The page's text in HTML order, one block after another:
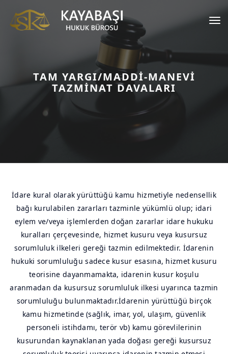
TAM YARGI/MADDİ-MANEVİ
TAZMİNAT DAVALARI
İdare kural olarak yürüttüğü kamu hizmetiyle nedensellik
bağı kurulabilen zararları tazminle yükümlü olup; idari
eylem ve/veya işlemlerden doğan zararlar idare hukuku
kuralları çerçevesinde, hizmet kusuru veya kusursuz
sorumluluk ilkeleri gereği tazmin edilmektedir. İdarenin
hukuki sorumluluğu sadece kusur esasına, hizmet kusuru
teorisine dayanmamakta, idarenin kusur koşulu
aranmadan da kusursuz sorumluluk ilkesi uyarınca tazmin
sorumluluğu bulunmaktadır.İdarenin yürüttüğü birçok
kamu hizmetinde (sağlık, imar, yol, ulaşım, güvenlik
personeli istihdamı, terör vb) kamu görevlilerinin
kusurundan kaynaklanan yada doğası gereği kusursuz